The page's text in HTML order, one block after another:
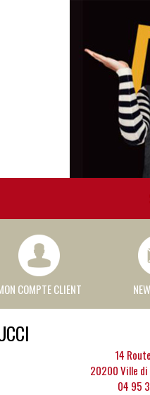
COMPTE CLIENT
14
20200 Ville di
04 95